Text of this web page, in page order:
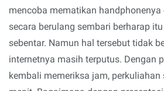
mencoba mematikan
secara berulang sembari berharap
sebentar. Namun hal tersebut tidak
internetnya masih terputus. Dengan
kembali memeriksa jam,